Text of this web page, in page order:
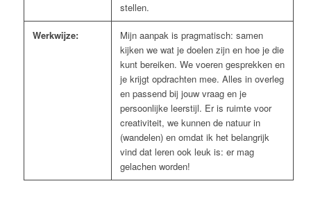
stellen.
Werkwijze:
Mijn aanpak is pragmatisch: samen
kijken we wat je doelen zijn en hoe je die
kunt bereiken. We voeren gesprekken en
je krijgt opdrachten mee. Alles in overleg
en passend bij jouw vraag en je
persoonlijke leerstijl. Er is ruimte voor
creativiteit, we kunnen de natuur in
(wandelen) en omdat ik het belangrijk
vind dat leren ook leuk is: er mag
gelachen worden!